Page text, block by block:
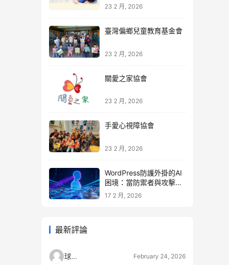
23 2 月, 2026
臺灣偏鄉兒童教育基金會
23 2 月, 2026
關愛之家協會
23 2 月, 2026
手愛心視障協會
23 2 月, 2026
WordPress防護外掛的AI
困境：當防禦者與攻擊者
同時升級
17 2 月, 2026
最新評論
球球 February 24, 2026